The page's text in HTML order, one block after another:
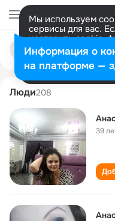
Мы используем
сервисы для вас.
настроить cookie-
представитель.
Разрешить все
Поиск
людям
anastasiya
Люди208
39
Информация о
на платформе —